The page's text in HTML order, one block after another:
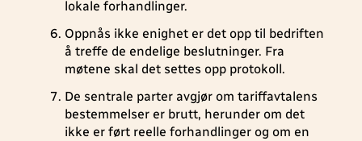
lokale forhandlinger.
Oppnås ikke enighet er det opp til bedriften
å treffe de endelige beslutninger. Fra
møtene skal det settes opp protokoll.
De sentrale parter avgjør om tariffavtalens
bestemmelser er brutt, herunder om det
ikke er ført reelle forhandlinger og om en